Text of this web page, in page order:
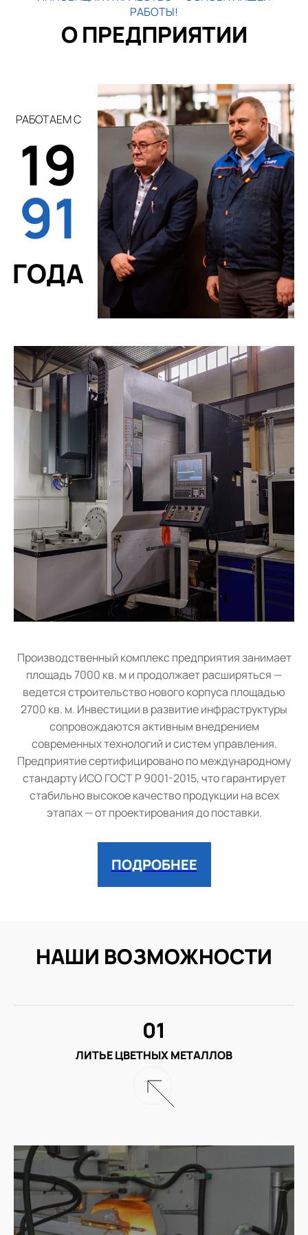
РАБОТЫ!
О ПРЕДПРИЯТИИ
РАБОТАЕМ С
19
91
ГОДА
Производственный комплекс предприятия занимает
площадь 7000 кв. м и продолжает расширяться —
ведется строительство нового корпуса площадью
2700 кв. м. Инвестиции в развитие инфраструктуры
сопровождаются активным внедрением
современных технологий и систем управления.
Предприятие сертифицировано по международному
стандарту ИСО ГОСТ Р 9001-2015, что гарантирует
стабильно высокое качество продукции на всех
этапах — от проектирования до поставки.
ПОДРОБНЕЕ
НАШИ ВОЗМОЖНОСТИ
ЛИТЬЕ ЦВЕТНЫХ МЕТАЛЛОВ
01